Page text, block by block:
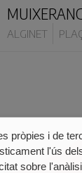
ALGINET
pròpies i de
l'ús
sobre